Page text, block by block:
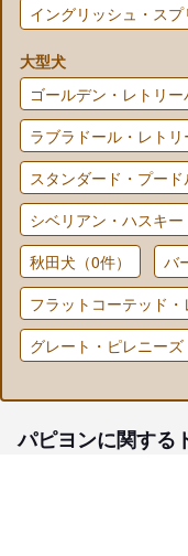
イングリッシュ・スプ
大型犬
ゴールデン・レトリー
ラブラドール・レトリ
スタンダード・プード
シベリアン・ハスキー
秋田犬（0件）
バ
フラットコーテッド・
グレート・ピレニーズ
パピヨンに関する